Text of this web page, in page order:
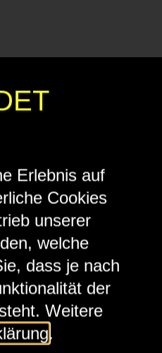
Erlebnis auf
Cookies
unserer
welche
dass je nach
der
Weitere
.